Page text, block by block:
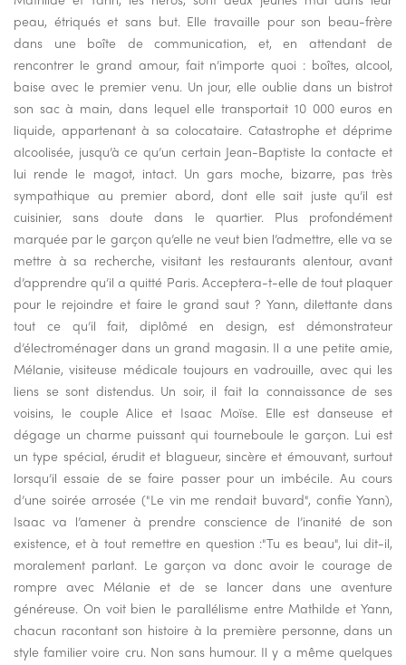
peau, étriqués et sans but. Elle travaille pour son beau-frère
dans une boîte de communication, et, en attendant de
rencontrer le grand amour, fait n’importe quoi : boîtes, alcool,
baise avec le premier venu. Un jour, elle oublie dans un bistrot
son sac à main, dans lequel elle transportait 10 000 euros en
liquide, appartenant à sa colocataire. Catastrophe et déprime
alcoolisée, jusqu’à ce qu’un certain Jean-Baptiste la contacte et
lui rende le magot, intact. Un gars moche, bizarre, pas très
sympathique au premier abord, dont elle sait juste qu’il est
cuisinier, sans doute dans le quartier. Plus profondément
marquée par le garçon qu’elle ne veut bien l’admettre, elle va se
mettre à sa recherche, visitant les restaurants alentour, avant
d’apprendre qu’il a quitté Paris. Acceptera-t-elle de tout plaquer
pour le rejoindre et faire le grand saut ? Yann, dilettante dans
tout ce qu’il fait, diplômé en design, est démonstrateur
d’électroménager dans un grand magasin. Il a une petite amie,
Mélanie, visiteuse médicale toujours en vadrouille, avec qui les
liens se sont distendus. Un soir, il fait la connaissance de ses
voisins, le couple Alice et Isaac Moïse. Elle est danseuse et
dégage un charme puissant qui tourneboule le garçon. Lui est
un type spécial, érudit et blagueur, sincère et émouvant, surtout
lorsqu’il essaie de se faire passer pour un imbécile. Au cours
d’une soirée arrosée ("Le vin me rendait buvard", confie Yann),
Isaac va l’amener à prendre conscience de l’inanité de son
existence, et à tout remettre en question :"Tu es beau", lui dit-il,
moralement parlant. Le garçon va donc avoir le courage de
rompre avec Mélanie et de se lancer dans une aventure
généreuse. On voit bien le parallélisme entre Mathilde et Yann,
chacun racontant son histoire à la première personne, dans un
style familier voire cru. Non sans humour. Il y a même quelques